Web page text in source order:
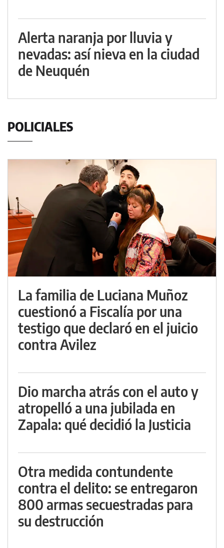
Alerta naranja por lluvia y
nevadas: así nieva en la ciudad
de Neuquén
POLICIALES
La familia de Luciana Muñoz
cuestionó a Fiscalía por una
testigo que declaró en el juicio
contra Avilez
Dio marcha atrás con el auto y
atropelló a una jubilada en
Zapala: qué decidió la Justicia
Otra medida contundente
contra el delito: se entregaron
800 armas secuestradas para
su destrucción